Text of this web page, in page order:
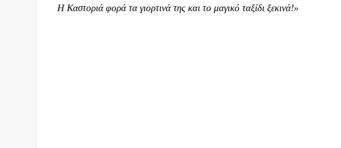
Η Καστοριά φορά τα γιορτινά της και το μαγικό ταξίδι ξεκινά!»